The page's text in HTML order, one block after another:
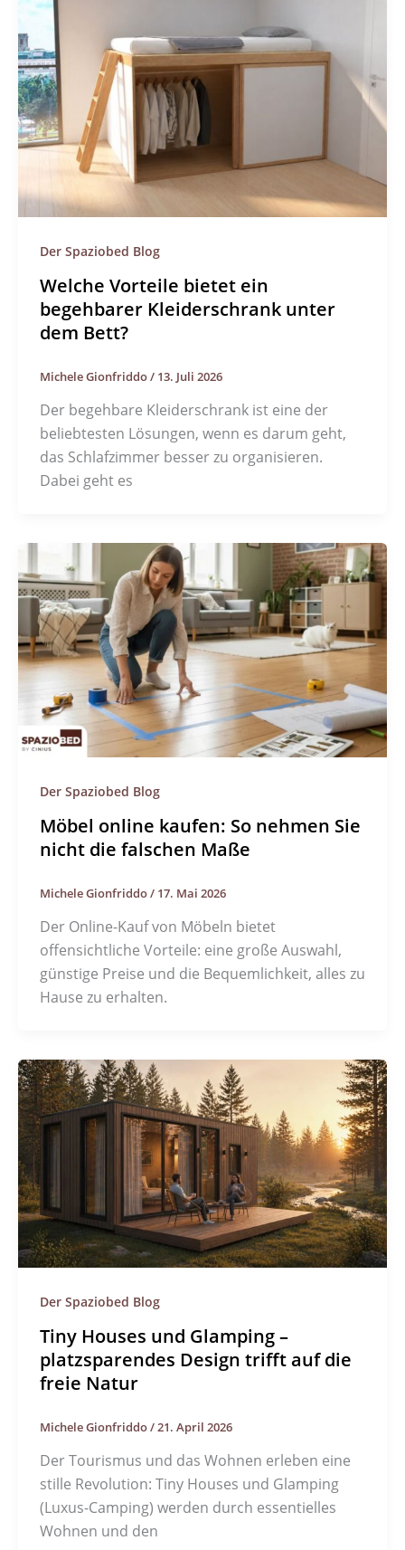
Der Spaziobed Blog
Welche Vorteile bietet ein
begehbarer Kleiderschrank unter
dem Bett?
Michele Gionfriddo/ 13. Juli 2026
Der begehbare Kleiderschrank ist eine der
beliebtesten Lösungen, wenn es darum geht,
das Schlafzimmer besser zu organisieren.
Dabei geht es
Der Spaziobed Blog
Möbel online kaufen: So nehmen Sie
nicht die falschen Maße
Michele Gionfriddo/ 17. Mai 2026
Der Online-Kauf von Möbeln bietet
offensichtliche Vorteile: eine große Auswahl,
günstige Preise und die Bequemlichkeit, alles zu
Hause zu erhalten.
Der Spaziobed Blog
Tiny Houses und Glamping –
platzsparendes Design trifft auf die
freie Natur
Michele Gionfriddo/21. April 2026
Der Tourismus und das Wohnen erleben eine
stille Revolution: Tiny Houses und Glamping
(Luxus-Camping) werden durch essentielles
Wohnen und den